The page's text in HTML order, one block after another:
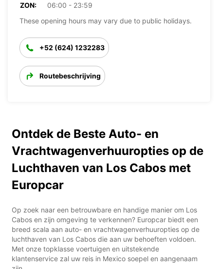
ZON:
06:00 - 23:59
These opening hours may vary due to public holidays.
+52 (624) 1232283
Routebeschrijving
Ontdek de Beste Auto- en
Vrachtwagenverhuuropties op de
Luchthaven van Los Cabos met
Europcar
Op zoek naar een betrouwbare en handige manier om Los
Cabos en zijn omgeving te verkennen? Europcar biedt een
breed scala aan auto- en vrachtwagenverhuuropties op de
luchthaven van Los Cabos die aan uw behoeften voldoen.
Met onze topklasse voertuigen en uitstekende
klantenservice zal uw reis in Mexico soepel en aangenaam